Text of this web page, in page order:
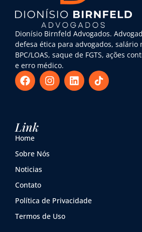
Dionísio Birnfeld Advogados.
defesa ética para advogados, salário
BPC/LOAS, saque de FGTS, ações
e erro médico.
Link
Home
Sobre Nós
Noticias
Contato
Política de Privacidade
Termos de Uso